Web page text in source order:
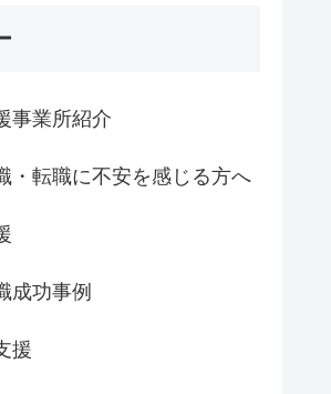
事業所紹介
・転職に不安を感じる方へ
成功事例
援